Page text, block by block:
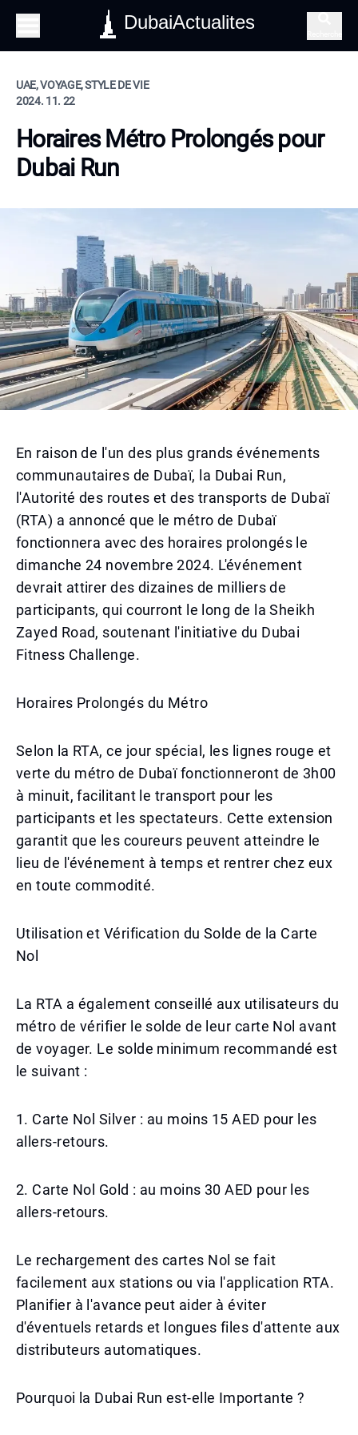
DubaiActualites
UAE, VOYAGE, STYLE DE VIE
2024. 11. 22
Horaires Métro Prolongés pour
Dubai Run
En raison de l'un des plus grands événements
communautaires de Dubaï, la Dubai Run,
l'Autorité des routes et des transports de Dubaï
(RTA) a annoncé que le métro de Dubaï
fonctionnera avec des horaires prolongés le
dimanche 24 novembre 2024. L'événement
devrait attirer des dizaines de milliers de
participants, qui courront le long de la Sheikh
Zayed Road, soutenant l'initiative du Dubai
Fitness Challenge.
Horaires Prolongés du Métro
Selon la RTA, ce jour spécial, les lignes rouge et
verte du métro de Dubaï fonctionneront de 3h00
à minuit, facilitant le transport pour les
participants et les spectateurs. Cette extension
garantit que les coureurs peuvent atteindre le
lieu de l'événement à temps et rentrer chez eux
en toute commodité.
Utilisation et Vérification du Solde de la Carte
Nol
La RTA a également conseillé aux utilisateurs du
métro de vérifier le solde de leur carte Nol avant
de voyager. Le solde minimum recommandé est
le suivant :
1. Carte Nol Silver : au moins 15 AED pour les
allers-retours.
2. Carte Nol Gold : au moins 30 AED pour les
allers-retours.
Le rechargement des cartes Nol se fait
facilement aux stations ou via l'application RTA.
Planifier à l'avance peut aider à éviter
d'éventuels retards et longues files d'attente aux
distributeurs automatiques.
Pourquoi la Dubai Run est-elle Importante ?